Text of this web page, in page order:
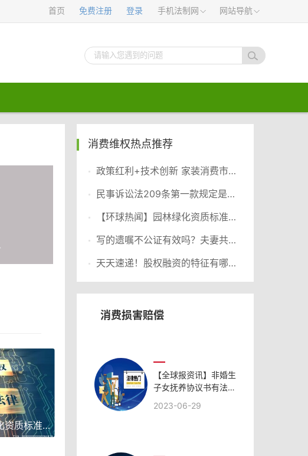
首页 免费注册 登录 手机法制网 网站导航
【环球热闻】园林绿化资质标准有哪些？工程类的企业资质包括哪些？
消费维权热点推荐
政策红利+技术创新 家装消费市场“焕新”成效显著
民事诉讼法209条第一款规定是什么？起诉条件和诉讼要件一样吗？ 当前头条
【环球热闻】园林绿化资质标准有哪些？工程类的企业资质包括哪些？
写的遗嘱不公证有效吗？夫妻共同财产公证费多少钱？ 全球速看料
天天速递！股权融资的特征有哪些？股权融资含义是什么？
消费损害赔偿
【全球报资讯】非婚生
子女抚养协议书有法律
养费协议书怎么写？
2023-06-29